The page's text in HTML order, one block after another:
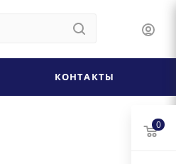
КОНТАКТЫ
0